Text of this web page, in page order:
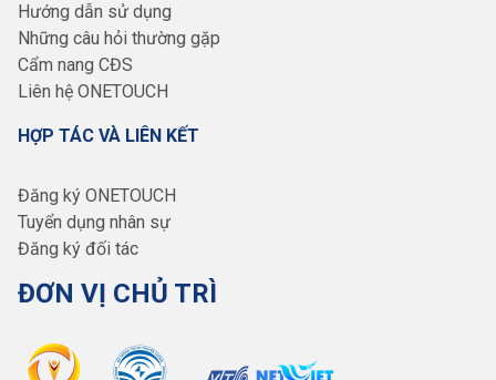
Hướng dẫn sử dụng
Những câu hỏi thường gặp
Cẩm nang CĐS
Liên hệ ONETOUCH
HỢP TÁC VÀ LIÊN KẾT
Đăng ký ONETOUCH
Tuyển dụng nhân sự
Đăng ký đối tác
ĐƠN VỊ CHỦ TRÌ